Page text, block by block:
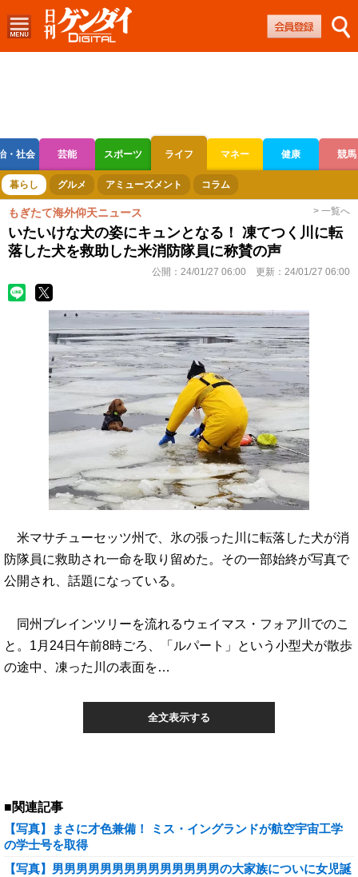
・社会 芸能 スポーツ ライフ マネー 健康 競馬
ボートレース 競輪 オートレース
暮らし グルメ アミューズメント コラム
もぎたて海外仰天ニュース > 一覧へ
いたいけな犬の姿にキュンとなる！ 凍てつく川に転
落した犬を救助した米消防隊員に称賛の声
公開： 24/01/27 06:00 更新： 24/01/27 06:00
米マサチューセッツ州で、氷の張った川に転落した犬が消
防隊員に救助され一命を取り留めた。その一部始終が写真で
公開され、話題になっている。
同州ブレインツリーを流れるウェイマス・フォア川でのこ
と。1月24日午前8時ごろ、「ルパート」という小型犬が散歩
の途中、凍った川の表面を…
全文表示する
■関連記事
【写真】まさに才色兼備！ ミス・イングランドが航空宇宙工学
の学士号を取得
【写真】男男男男男男男男男男男男男男の大家族についに女児誕